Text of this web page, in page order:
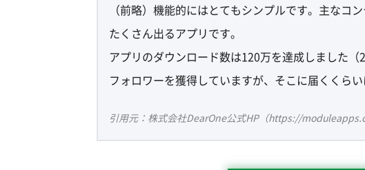
（前略）機能的にはとてもシンプルです。主なコ
たくさん出るアプリです。
アプリのダウンロード数は120万を達成しました
フォロワーを獲得していますが、そこに届くくらい
引用元：株式会社DearOne公式HP（https://